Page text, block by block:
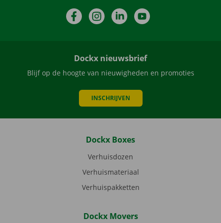
FacebookInstagramLinkedIn
Dockx nieuwsbrief
Blijf op de hoogte van nieuwigheden en promoties
INSCHRIJVEN
Dockx Boxes
Verhuisdozen
Verhuismateriaal
Verhuispakketten
Dockx Movers